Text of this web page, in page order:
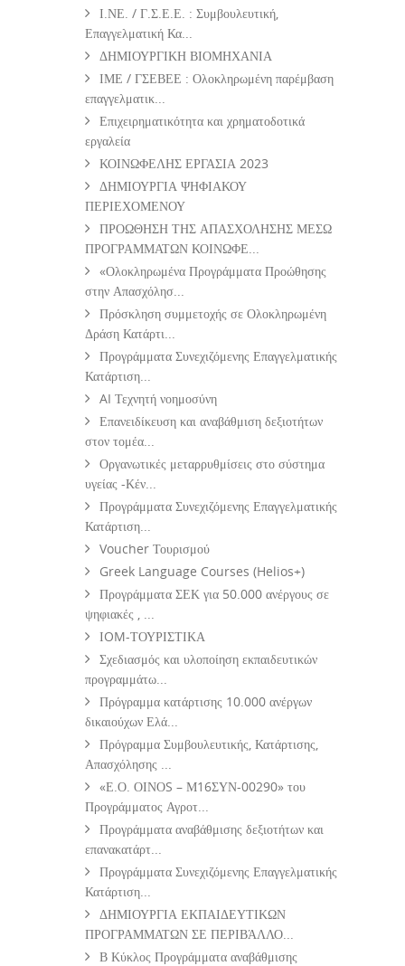
Ι.ΝΕ. / Γ.Σ.Ε.Ε. : Συμβουλευτική,
Επαγγελματική Κα...
ΔΗΜΙΟΥΡΓΙΚΗ ΒΙΟΜΗΧΑΝΙΑ
ΙΜΕ / ΓΣΕΒΕΕ : Ολοκληρωμένη παρέμβαση
επαγγελματικ...
Επιχειρηματικότητα και χρηματοδοτικά
εργαλεία
ΚΟΙΝΩΦΕΛΗΣ ΕΡΓΑΣΙΑ 2023
ΔΗΜΙΟΥΡΓΙΑ ΨΗΦΙΑΚΟΥ
ΠΕΡΙΕΧΟΜΕΝΟΥ
ΠΡΟΩΘΗΣΗ ΤΗΣ ΑΠΑΣΧΟΛΗΣΗΣ ΜΕΣΩ
ΠΡΟΓΡΑΜΜΑΤΩΝ ΚΟΙΝΩΦΕ...
«Ολοκληρωμένα Προγράμματα Προώθησης
στην Απασχόλησ...
Πρόσκληση συμμετοχής σε Ολοκληρωμένη
Δράση Κατάρτι...
Προγράμματα Συνεχιζόμενης Επαγγελματικής
Κατάρτιση...
AI Τεχνητή νοημοσύνη
Επανειδίκευση και αναβάθμιση δεξιοτήτων
στον τομέα...
Οργανωτικές μεταρρυθμίσεις στο σύστημα
υγείας -Κέν...
Προγράμματα Συνεχιζόμενης Επαγγελματικής
Κατάρτιση...
Voucher Τουρισμού
Greek Language Courses (Helios+)
Προγράμματα ΣΕΚ για 50.000 ανέργους σε
ψηφιακές , ...
ΙOM-ΤΟΥΡΙΣΤΙΚΑ
Σχεδιασμός και υλοποίηση εκπαιδευτικών
προγραμμάτω...
Πρόγραμμα κατάρτισης 10.000 ανέργων
δικαιούχων Ελά...
Πρόγραμμα Συμβουλευτικής, Κατάρτισης,
Απασχόλησης ...
«Ε.Ο. ΟΙΝΟS – Μ16ΣΥΝ-00290» του
Προγράμματος Αγροτ...
Προγράμματα αναβάθμισης δεξιοτήτων και
επανακατάρτ...
Προγράμματα Συνεχιζόμενης Επαγγελματικής
Κατάρτιση...
ΔΗΜΙΟΥΡΓΙΑ ΕΚΠΑΙΔΕΥΤΙΚΩΝ
ΠΡΟΓΡΑΜΜΑΤΩΝ ΣΕ ΠΕΡΙΒΆΛΛΟ...
Β Κύκλος Προγράμματα αναβάθμισης